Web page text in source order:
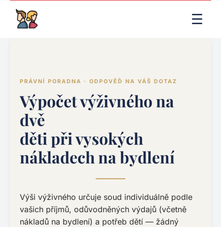
☰
PRÁVNÍ PORADNA · ODPOVĚĎ NA VÁŠ DOTAZ
Výpočet výživného na
dvě
děti při vysokých
nákladech na bydlení
Výši výživného určuje soud individuálně podle
vašich příjmů, odůvodněných výdajů (včetně
nákladů na bydlení) a potřeb dětí — žádný